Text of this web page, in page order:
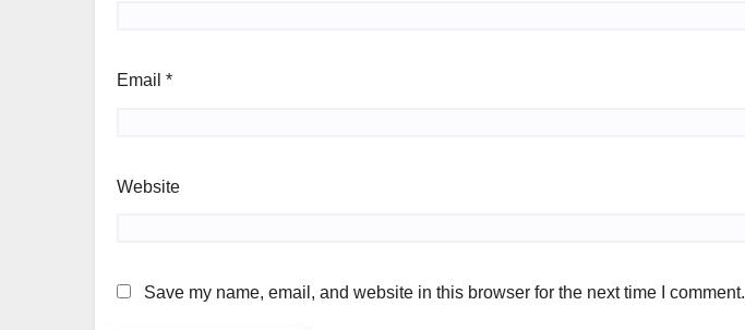
Email *
Website
Save my name, email, and website in this browser for the next time I comment.